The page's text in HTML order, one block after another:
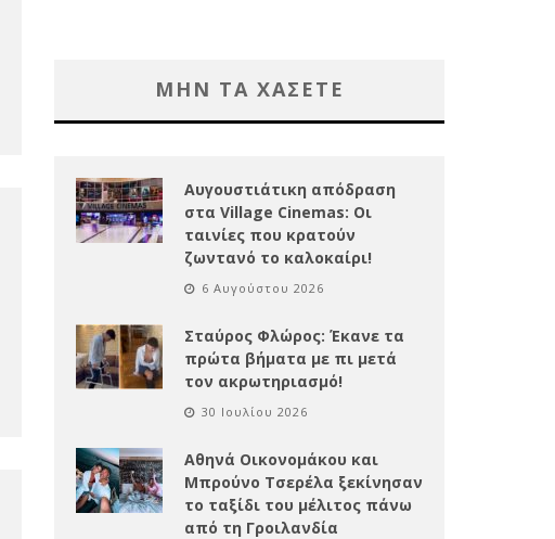
ΜΗΝ ΤΑ ΧΑΣΕΤΕ
Αυγουστιάτικη απόδραση
στα Village Cinemas: Οι
ταινίες που κρατούν
ζωντανό το καλοκαίρι!
6 Αυγούστου 2026
Σταύρος Φλώρος: Έκανε τα
πρώτα βήματα με πι μετά
τον ακρωτηριασμό!
30 Ιουλίου 2026
Αθηνά Οικονομάκου και
Μπρούνο Τσερέλα ξεκίνησαν
το ταξίδι του μέλιτος πάνω
από τη Γροιλανδία